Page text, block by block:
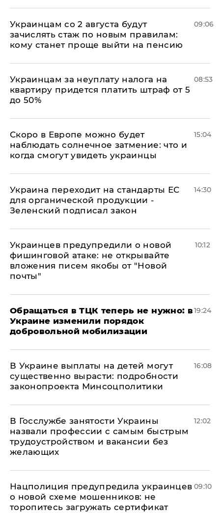
Украинцам со 2 августа будут
зачислять стаж по новым правилам:
кому станет проще выйти на пенсию
09:06
Украинцам за неуплату налога на
квартиру придется платить штраф от 5
до 50%
08:53
Скоро в Европе можно будет
наблюдать солнечное затмение: что и
когда смогут увидеть украинцы
15:04
Украина переходит на стандарты ЕС
для органической продукции -
Зеленский подписал закон
14:30
Украинцев предупредили о новой
фишинговой атаке: не открывайте
вложения писем якобы от "Новой
почты"
10:12
Обращаться в ТЦК теперь не нужно: в
Украине изменили порядок
добровольной мобилизации
19:24
В Украине выплаты на детей могут
существенно вырасти: подробности
законопроекта Минсоцполитики
16:08
В Госслужбе занятости Украины
назвали профессии с самым быстрым
трудоустройством и вакансии без
желающих
12:02
Нацполиция предупредила украинцев
о новой схеме мошенников: не
торопитесь загружать сертификат
09:10